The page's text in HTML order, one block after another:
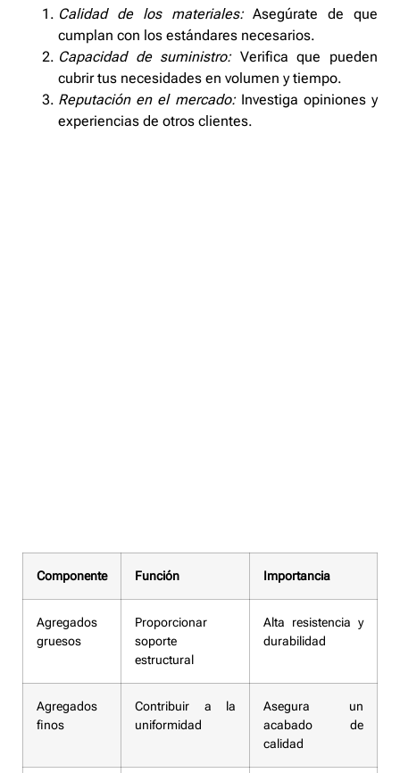
Calidad de los materiales:Asegúrate de que
cumplan con los estándares necesarios.
Capacidad de suministro:Verifica que pueden
cubrir tus necesidades en volumen y tiempo.
Reputación en el mercado:Investiga opiniones y
experiencias de otros clientes.
Componente Función Importancia
Agregados
gruesos
Proporcionar
soporte
estructural
Alta resistencia y
durabilidad
Agregados
finos
Contribuir a la
uniformidad
Asegura un
acabado de
calidad